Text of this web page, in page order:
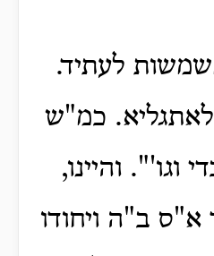
לעתיד.
כמ"ש
וגו'". והיינו,
א"ס ב"ה ויחודו